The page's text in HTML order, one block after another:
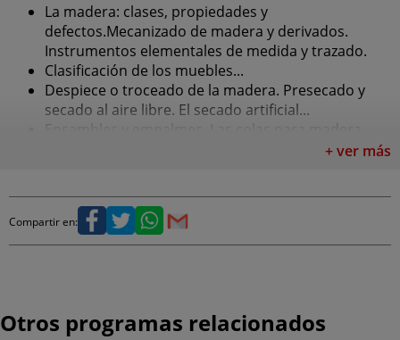
La madera: clases, propiedades y
defectos.Mecanizado de madera y derivados.
Instrumentos elementales de medida y trazado.
Clasificación de los muebles...
Despiece o troceado de la madera. Presecado y
secado al aire libre. El secado artificial...
Ensambles y empalmes. Las colas para madera...
Acabado de la madera. Operaciones de barnizado y
madera...
La automatización en la industria de la madera y
del mueble...
carpintería aunque su trabajo está mayormente
+ ver más
Compartir en:
Otros programas relacionados